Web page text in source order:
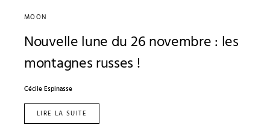
MOON
Nouvelle lune du 26 novembre : les
montagnes russes !
Cécile Espinasse
LIRE LA SUITE